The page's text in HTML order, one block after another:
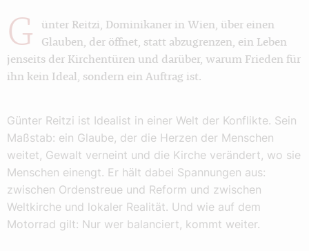
G
ünter Reitzi, Dominikaner in Wien, über einen
Glauben, der öffnet, statt abzugrenzen, ein Leben
jenseits der Kirchentüren und darüber, warum Frieden für
ihn kein Ideal, sondern ein Auftrag ist.
Günter Reitzi ist Idealist in einer Welt der Konflikte. Sein
Maßstab: ein Glaube, der die Herzen der Menschen
weitet, Gewalt verneint und die Kirche verändert, wo sie
Menschen einengt. Er hält dabei Spannungen aus:
zwischen Ordenstreue und Reform und zwischen
Weltkirche und lokaler Realität. Und wie auf dem
Motorrad gilt: Nur wer balanciert, kommt weiter.